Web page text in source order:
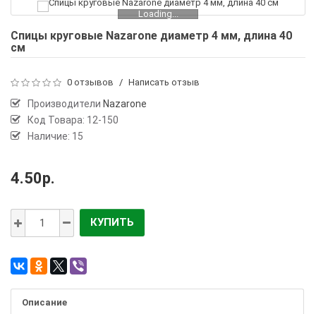
Loading...
Спицы круговые Nazarone диаметр 4 мм, длина 40
см
0 отзывов / Написать отзыв
Производители Nazarone
Код Товара: 12-150
Наличие: 15
4.50р.
КУПИТЬ
Описание